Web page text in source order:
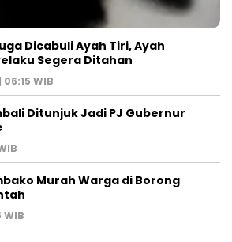
Dicabuli Ayah Tiri, Ayah
Segera Ditahan
WIB
Ditunjuk Jadi PJ Gubernur
Murah Warga di Borong
WIB